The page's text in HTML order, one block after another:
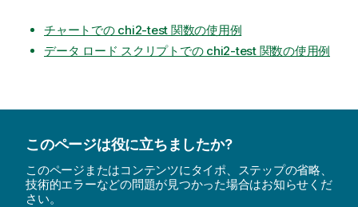
チャートでの chi2-test 関数の使用例
データ ロード スクリプトでの chi2-test 関数の使用例
このページは役に立ちましたか?
このページまたはコンテンツにタイポ、ステップの省略、
技術的エラーなどの問題が見つかった場合はお知らせくだ
さい。